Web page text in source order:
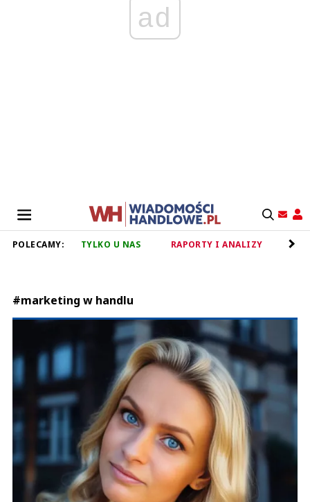
ad
POLECAMY: TYLKO U NAS RAPORTY I ANALIZY
#marketing w handlu